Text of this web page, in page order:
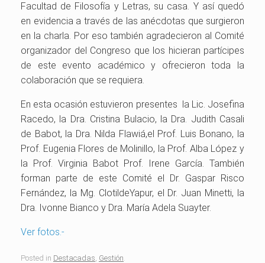
Facultad de Filosofía y Letras, su casa. Y así quedó
en evidencia a través de las anécdotas que surgieron
en la charla. Por eso también agradecieron al Comité
organizador del Congreso que los hicieran partícipes
de este evento académico y ofrecieron toda la
colaboración que se requiera.
En esta ocasión estuvieron presentes la Lic. Josefina
Racedo, la Dra. Cristina Bulacio, la Dra. Judith Casali
de Babot, la Dra. Nilda Flawiá,el Prof. Luis Bonano, la
Prof. Eugenia Flores de Molinillo, la Prof. Alba López y
la Prof. Virginia Babot Prof. Irene García. También
forman parte de este Comité el Dr. Gaspar Risco
Fernández, la Mg. ClotildeYapur, el Dr. Juan Minetti, la
Dra. Ivonne Bianco y Dra. María Adela Suayter.
Ver fotos.-
Posted in Destacadas Gestión